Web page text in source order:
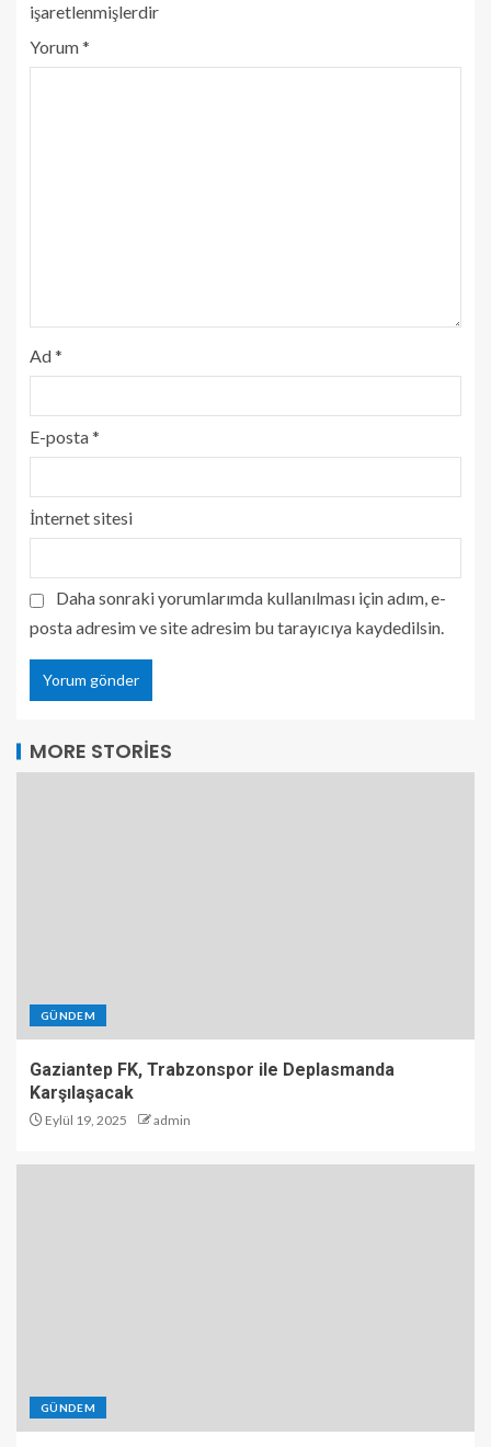
işaretlenmişlerdir
Yorum*
Ad*
E-posta*
İnternet sitesi
Daha sonraki yorumlarımda kullanılması için adım, e-
posta adresim ve site adresim bu tarayıcıya kaydedilsin.
MORE STORIES
GÜNDEM
Gaziantep FK, Trabzonspor ile Deplasmanda
Karşılaşacak
Eylül 19, 2025 admin
GÜNDEM